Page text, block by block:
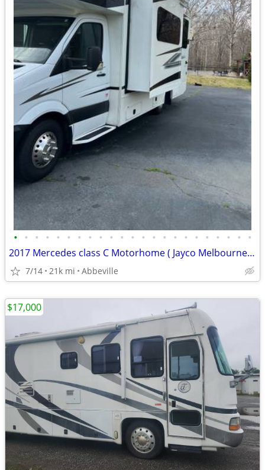
• • • • • • • • • • • • • • • • • • • • • • •
2017 Mercedes class C Motorhome ( Jayco Melbourne 24L ) d21k
7/14 21k mi Abbeville
$17,000